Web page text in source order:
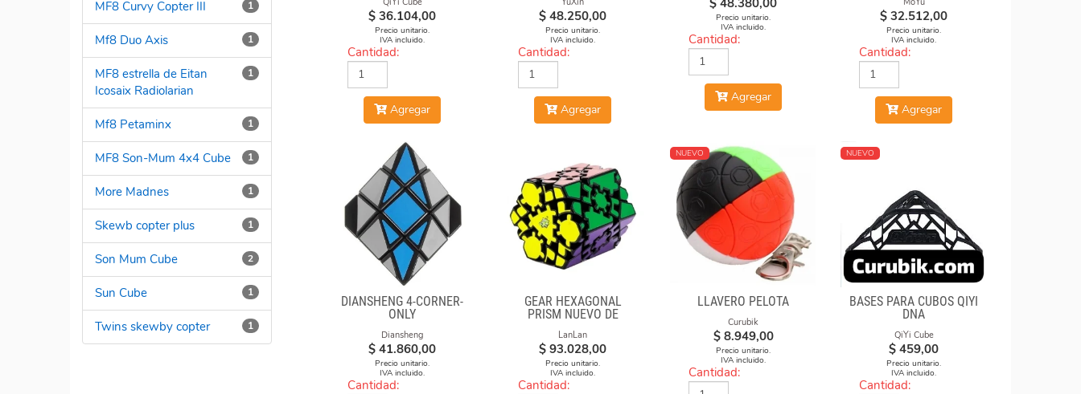
1
MF8 Curvy Copter III
1
Mf8 Duo Axis
1
MF8 estrella de Eitan
Icosaix Radiolarian
1
Mf8 Petaminx
1
MF8 Son-Mum 4x4 Cube
1
More Madnes
1
Skewb copter plus
2
Son Mum Cube
1
Sun Cube
1
Twins skewby copter
$ 36.104,00
Precio unitario.
IVA incluido.
Cantidad:
Agregar
$ 48.250,00
Precio unitario.
IVA incluido.
Cantidad:
Agregar
Precio unitario.
IVA incluido.
Cantidad:
Agregar
$ 32.512,00
Precio unitario.
IVA incluido.
Cantidad:
Agregar
DIANSHENG 4-CORNER-
ONLY
Diansheng
$ 41.860,00
Precio unitario.
IVA incluido.
Cantidad:
GEAR HEXAGONAL
PRISM NUEVO DE
LANLAN
LanLan
$ 93.028,00
Precio unitario.
IVA incluido.
Cantidad:
NUEVO
LLAVERO PELOTA
Curubik
$ 8.949,00
Precio unitario.
IVA incluido.
Cantidad:
NUEVO
BASES PARA CUBOS QIYI
DNA
QiYi Cube
$ 459,00
Precio unitario.
IVA incluido.
Cantidad: